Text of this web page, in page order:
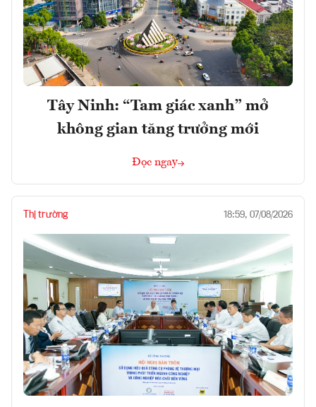
Tây Ninh: “Tam giác xanh” mở
không gian tăng trưởng mới
Đọc ngay
Thị trường 18:59, 07/08/2026